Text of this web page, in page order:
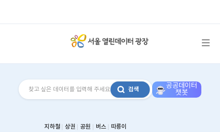
메뉴 열기
검색
지하철 상권 공원 버스 따릉이
공공데이터
챗봇